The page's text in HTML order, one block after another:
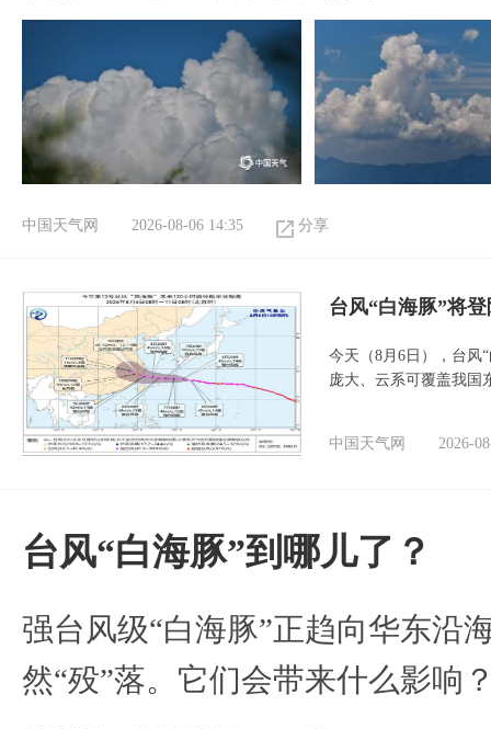
中国天气网 2026-08-06 14:35 分享
台风“白海豚”将
今天（8月6日），台风
庞大、云系可覆盖我国
中国天气网 2026-
台风“白海豚”到哪儿了？
强台风级“白海豚”正趋向华东沿
然“殁”落。它们会带来什么影响